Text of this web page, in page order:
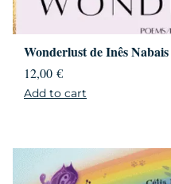
Wonderlust de Inês Nabais
12,00 €
Add to cart